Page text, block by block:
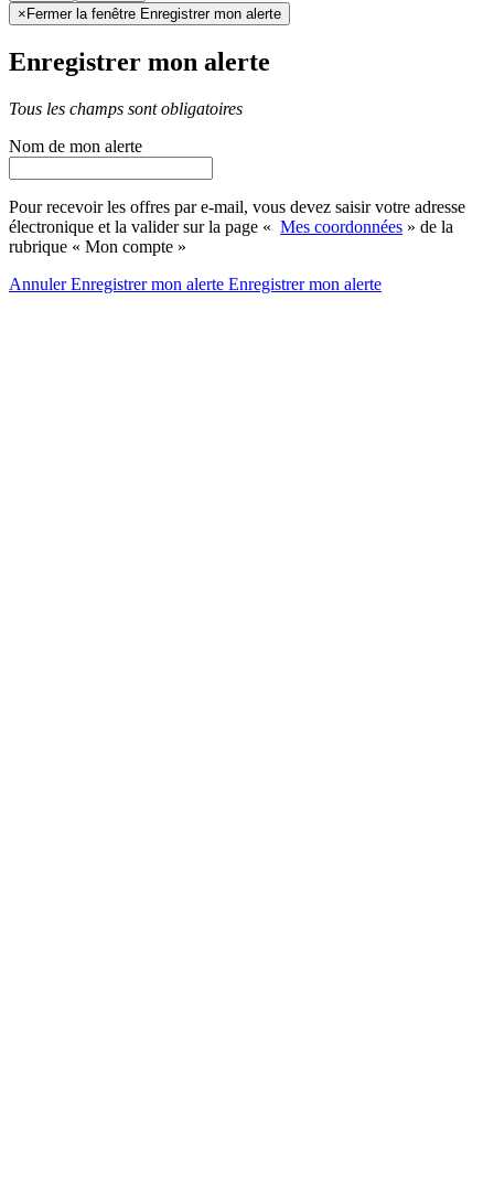
× Fermer la fenêtre Enregistrer mon alerte
Enregistrer mon alerte
Tous les champs sont obligatoires
Nom de mon alerte
Pour recevoir les offres par e-mail, vous devez saisir votre adresse
électronique et la valider sur la page « Mes coordonnées » de la
rubrique « Mon compte »
AnnulerEnregistrer mon alerte Enregistrermon alerte